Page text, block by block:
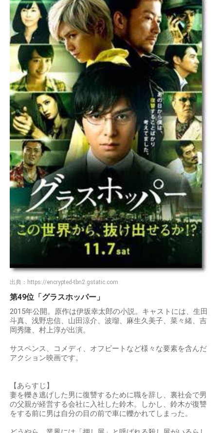
出典： https://encrypted-tbn2.gstatic.com
第49位「グラスホッパー」
2015年公開。原作は伊坂幸太郎の小説。キャストには、生田
斗真、浅野忠信、山田涼介、波瑠、麻生久美子、菜々緒、吉
岡秀隆、村上淳が出演。
サスペンス、コメディ、オフビートなど様々な要素を含んだ
アクション映画です。
【あらすじ】
妻を轢き逃げした男に復讐するために職を辞し、裏社会で男
の父親が経営する会社に入社した鈴木。しかし、鈴木が復讐
をする前に男は自分の目の前で車に轢かれてしまった。